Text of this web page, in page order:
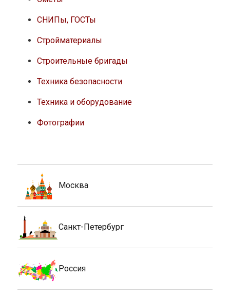
СНИПы, ГОСТы
Стройматериалы
Строительные бригады
Техника безопасности
Техника и оборудование
Фотографии
Москва
Санкт-Петербург
Россия